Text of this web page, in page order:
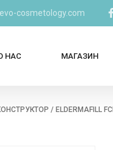
cosmetology.com
НАС МАГАЗИН
/ ELDERMAFILL